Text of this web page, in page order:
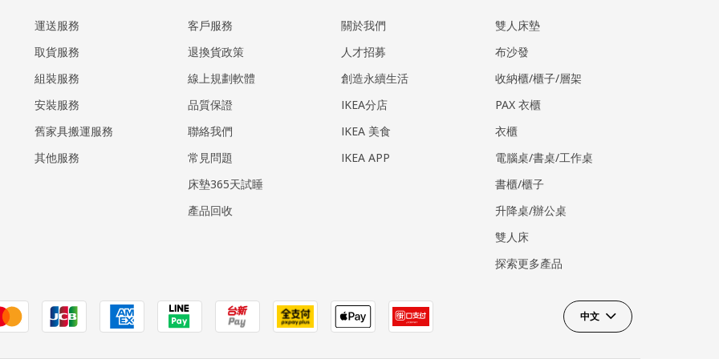
運送服務
取貨服務
組裝服務
安裝服務
​舊家具搬運服務
其他服務
客戶服務
退換貨政策
線上規劃軟體
品質保證
聯絡我們
常見問題
床墊365天試睡
產品回收
關於我們
人才招募
創造永續生活
IKEA分店
IKEA 美食
IKEA APP
雙人床墊
布沙發
收納櫃/櫃子/層架
PAX 衣櫃
衣櫃
電腦桌/書桌/工作桌
書櫃/櫃子
升降桌/辦公桌
雙人床
探索更多產品
中文